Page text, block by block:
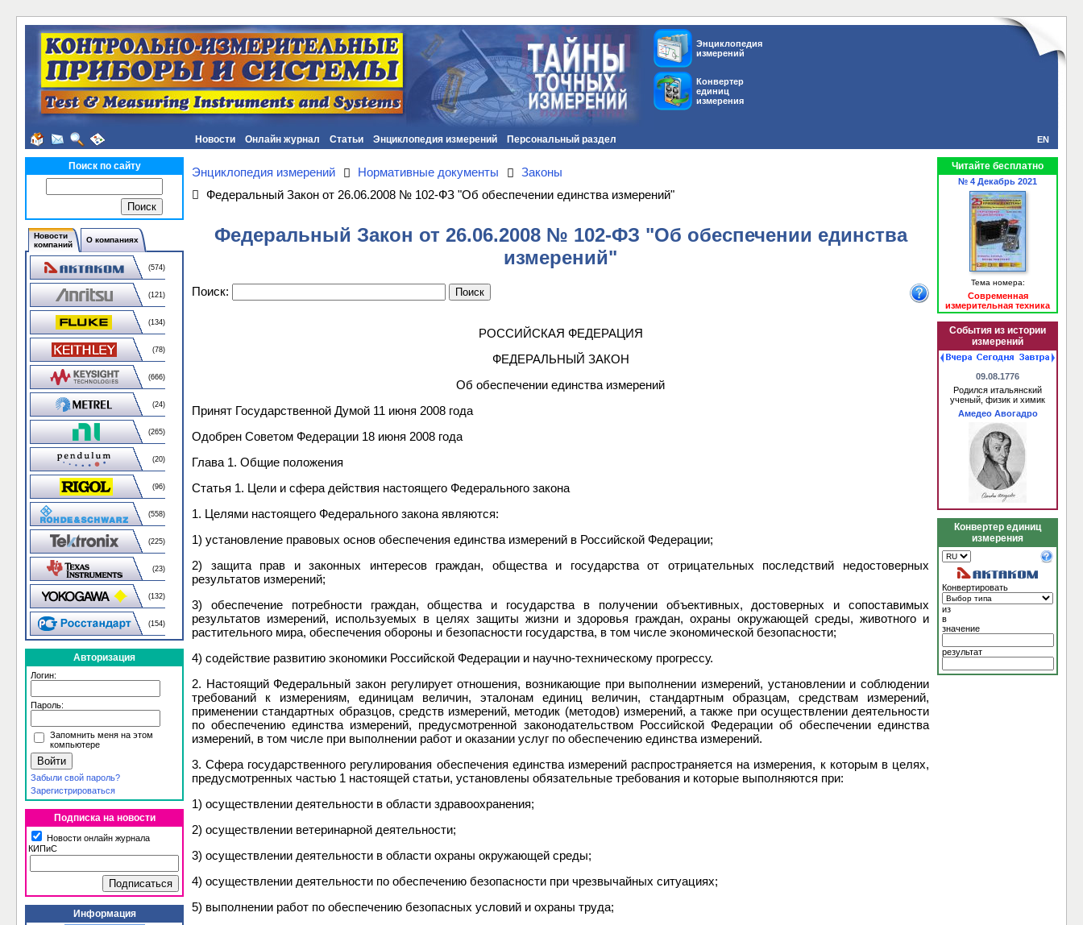
Энциклопедия
измерений
Конвертер
единиц
измерения
Новости Онлайн журнал Статьи Энциклопедия измерений Персональный раздел EN
Поиск по сайту
Новости
компаний
О компаниях
(574)
(121)
(134)
(78)
(666)
(24)
(265)
(20)
(96)
(558)
(225)
(23)
(132)
(154)
Авторизация
Логин:
Пароль:
Запомнить меня на этом
компьютере
Забыли свой пароль?
Зарегистрироваться
Подписка на новости
Новости онлайн журнала
КИПиС
Информация
Энциклопедия измерений Нормативные документы
Законы
Федеральный Закон от 26.06.2008 № 102-ФЗ "Об обеспечении единства измерений"
Федеральный Закон от 26.06.2008 № 102-ФЗ "Об обеспечении единства
измерений"
Поиск:
РОССИЙСКАЯ ФЕДЕРАЦИЯ
ФЕДЕРАЛЬНЫЙ ЗАКОН
Об обеспечении единства измерений
Принят Государственной Думой 11 июня 2008 года
Одобрен Советом Федерации 18 июня 2008 года
Глава 1. Общие положения
Статья 1. Цели и сфера действия настоящего Федерального закона
1. Целями настоящего Федерального закона являются:
1) установление правовых основ обеспечения единства измерений в Российской Федерации;
2) защита прав и законных интересов граждан, общества и государства от отрицательных последствий недостоверных
результатов измерений;
3) обеспечение потребности граждан, общества и государства в получении объективных, достоверных и сопоставимых
результатов измерений, используемых в целях защиты жизни и здоровья граждан, охраны окружающей среды, животного и
растительного мира, обеспечения обороны и безопасности государства, в том числе экономической безопасности;
4) содействие развитию экономики Российской Федерации и научно-техническому прогрессу.
2. Настоящий Федеральный закон регулирует отношения, возникающие при выполнении измерений, установлении и соблюдении
требований к измерениям, единицам величин, эталонам единиц величин, стандартным образцам, средствам измерений,
применении стандартных образцов, средств измерений, методик (методов) измерений, а также при осуществлении деятельности
по обеспечению единства измерений, предусмотренной законодательством Российской Федерации об обеспечении единства
измерений, в том числе при выполнении работ и оказании услуг по обеспечению единства измерений.
3. Сфера государственного регулирования обеспечения единства измерений распространяется на измерения, к которым в целях,
предусмотренных частью 1 настоящей статьи, установлены обязательные требования и которые выполняются при:
1) осуществлении деятельности в области здравоохранения;
2) осуществлении ветеринарной деятельности;
3) осуществлении деятельности в области охраны окружающей среды;
4) осуществлении деятельности по обеспечению безопасности при чрезвычайных ситуациях;
5) выполнении работ по обеспечению безопасных условий и охраны труда;
Читайте бесплатно
№ 4 Декабрь 2021
Тема номера:
Современная
измерительная техника
События из истории
измерений
09.08.1776
Родился итальянский
ученый, физик и химик
Амедео Авогадро
Конвертер единиц
измерения
Конвертировать
из
в
значение
результат